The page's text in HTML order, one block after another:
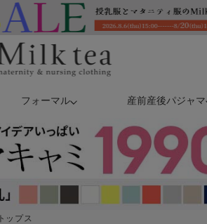
フォーマル 産前産後パジャマ
トップス